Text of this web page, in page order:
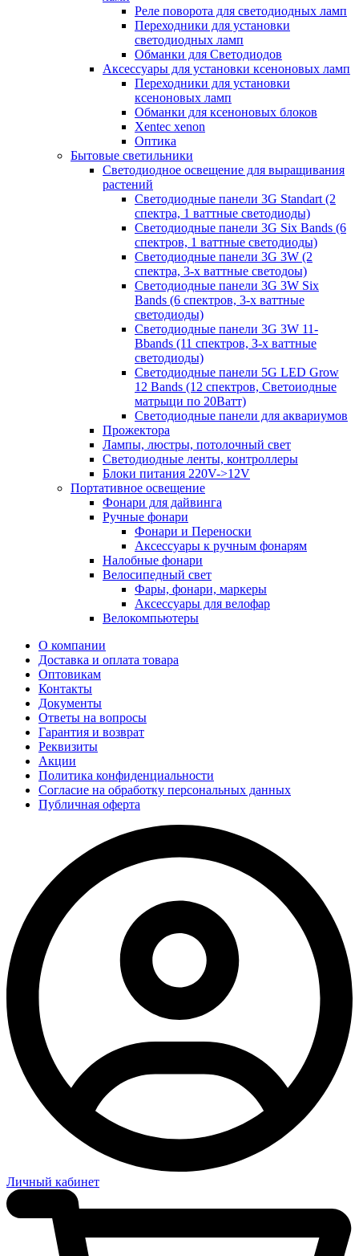
Реле поворота для светодиодных ламп
Переходники для установки
светодиодных ламп
Обманки для Светодиодов
Аксессуары для установки ксеноновых ламп
Переходники для установки
ксеноновых ламп
Обманки для ксеноновых блоков
Xentec xenon
Оптика
Бытовые светильники
Светодиодное освещение для выращивания
растений
Cветодиодные панели 3G Standart (2
спектра, 1 ваттные светодиоды)
Светодиодные панели 3G Six Bands (6
спектров, 1 ваттные светодиоды)
Светодиодные панели 3G 3W (2
спектра, 3-х ваттные светодоы)
Светодиодные панели 3G 3W Six
Bands (6 спектров, 3-х ваттные
светодиоды)
Светодиодные панели 3G 3W 11-
Bbands (11 спектров, З-х ваттные
светодиоды)
Светодиодные панели 5G LЕD Grow
12 Bands (12 спектров, Светоиодные
матрыци по 20Ватт)
Светодиодные панели для аквариумов
Прожектора
Лампы, люстры, потолочный свет
Светодиодные ленты, контроллеры
Блоки питания 220V->12V
Портативное освещение
Фонари для дайвинга
Ручные фонари
Фонари и Переноски
Аксессуары к ручным фонарям
Налобные фонари
Велосипедный свет
Фары, фонари, маркеры
Аксессуары для велофар
Велокомпьютеры
О компании
Доставка и оплата товара
Оптовикам
Контакты
Документы
Ответы на вопросы
Гарантия и возврат
Реквизиты
Акции
Политика конфиденциальности
Согласие на обработку персональных данных
Публичная оферта
Личный кабинет